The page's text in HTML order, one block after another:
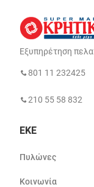
Εξυπηρέτηση
801 11 232425
210 55 58 832
ΕΚΕ
Πυλώνες
Κοινωνία